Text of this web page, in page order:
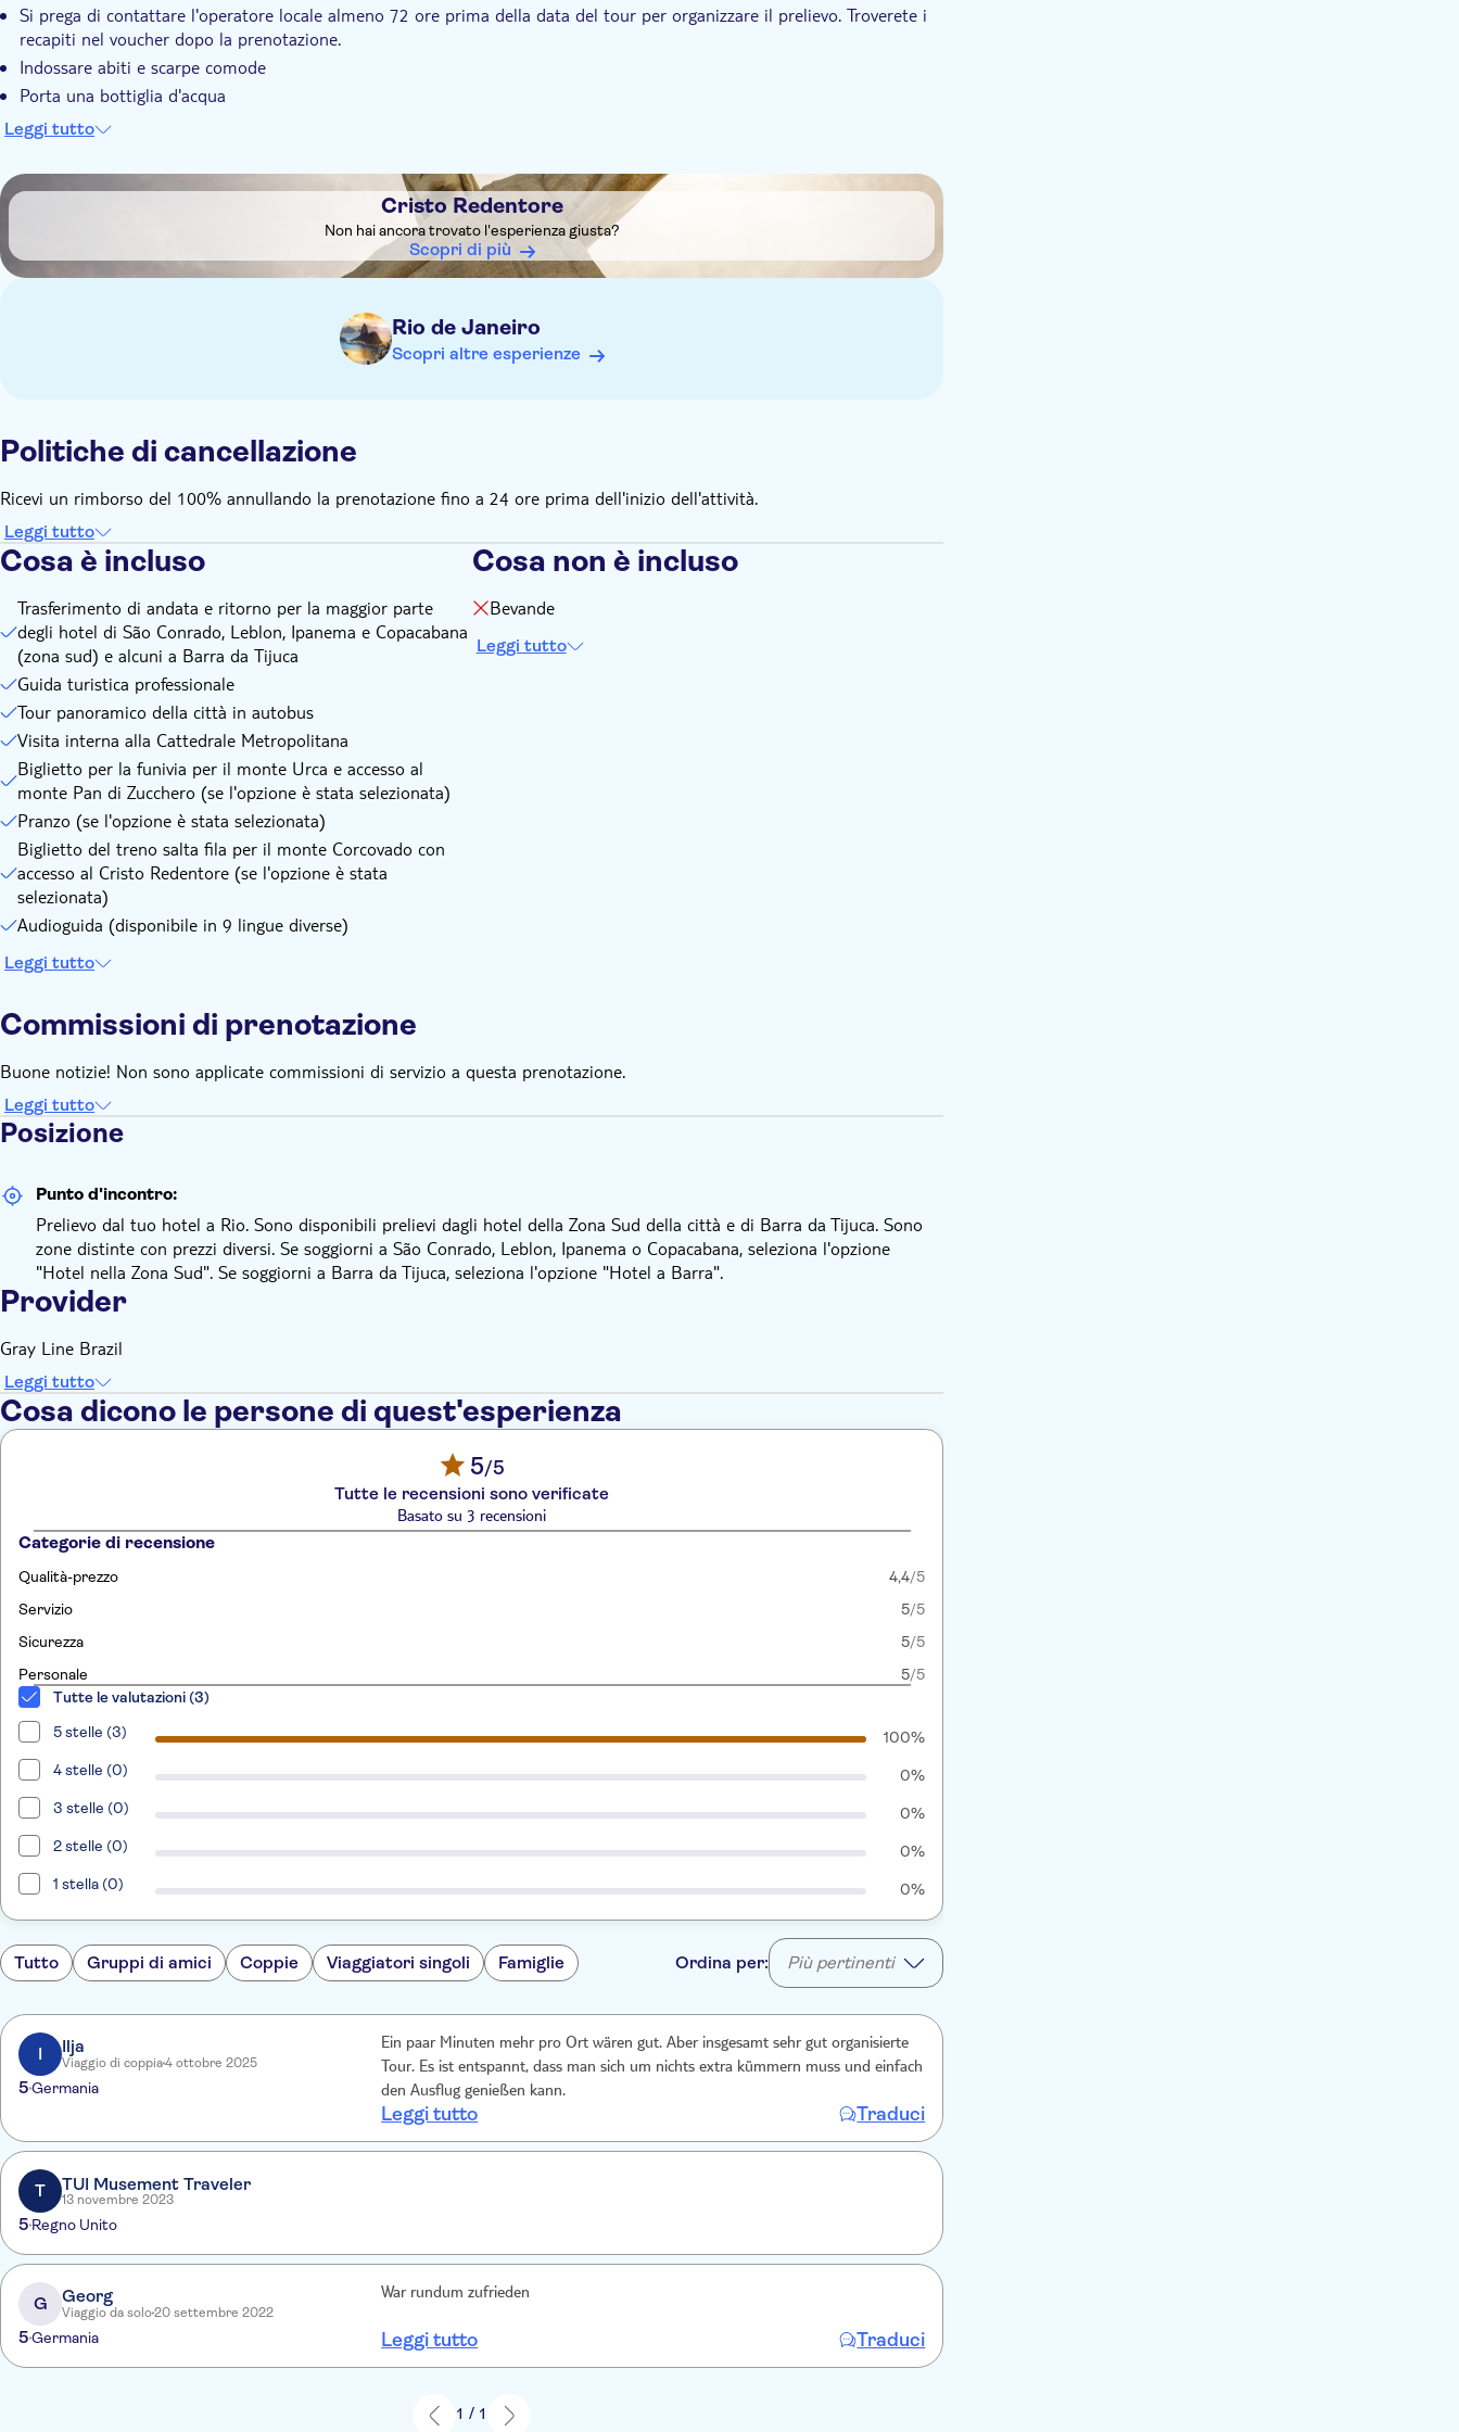
Si prega di contattare l'operatore locale almeno 72 ore prima della data del tour per organizzare il prelievo. Troverete i
recapiti nel voucher dopo la prenotazione.
Indossare abiti e scarpe comode
Porta una bottiglia d'acqua
Porta con te la crema solare, gli occhiali da sole e un cappello se fa caldo
offrirà una varietà di suggerimenti per escursioni nelle vicinanze.
Leggi tutto
Cristo Redentore
Non hai ancora trovato l'esperienza giusta?
Scopri di più
Rio de Janeiro
Scopri altre esperienze
Politiche di cancellazione
Ricevi un rimborso del 100% annullando la prenotazione fino a 24 ore prima dell'inizio dell'attività.
Leggi tutto
Cosa è incluso
Trasferimento di andata e ritorno per la maggior parte
degli hotel di São Conrado, Leblon, Ipanema e Copacabana
(zona sud) e alcuni a Barra da Tijuca
Guida turistica professionale
Tour panoramico della città in autobus
Visita interna alla Cattedrale Metropolitana
Biglietto per la funivia per il monte Urca e accesso al
monte Pan di Zucchero (se l'opzione è stata selezionata)
Pranzo (se l'opzione è stata selezionata)
Biglietto del treno salta fila per il monte Corcovado con
accesso al Cristo Redentore (se l'opzione è stata
selezionata)
Audioguida (disponibile in 9 lingue diverse)
Leggi tutto
Cosa non è incluso
Bevande
Leggi tutto
Commissioni di prenotazione
Buone notizie! Non sono applicate commissioni di servizio a questa prenotazione.
Leggi tutto
Posizione
Punto d'incontro:
Prelievo dal tuo hotel a Rio. Sono disponibili prelievi dagli hotel della Zona Sud della città e di Barra da Tijuca. Sono
zone distinte con prezzi diversi. Se soggiorni a São Conrado, Leblon, Ipanema o Copacabana, seleziona l'opzione
"Hotel nella Zona Sud". Se soggiorni a Barra da Tijuca, seleziona l'opzione "Hotel a Barra".
Provider
Gray Line Brazil
Leggi tutto
Cosa dicono le persone di quest'esperienza
5/5
Tutte le recensioni sono verificate
Basato su 3 recensioni
Categorie di recensione
Qualità-prezzo 4,4/5
Servizio
5/5
Sicurezza
5/5
Personale
5/5
Tutte le valutazioni (3)
5 stelle (3)
100%
4 stelle (0)
0%
3 stelle (0)
0%
2 stelle (0)
0%
1 stella (0)
0%
Tutto Gruppi di amici Coppie Viaggiatori singoli Famiglie Ordina per: Più pertinenti
I Ilja
Viaggio di coppia4 ottobre 2025
5Germania
Ein paar Minuten mehr pro Ort wären gut. Aber insgesamt sehr gut organisierte
Tour. Es ist entspannt, dass man sich um nichts extra kümmern muss und einfach
den Ausflug genießen kann.
Leggi tutto Traduci
T TUI Musement Traveler
13 novembre 2023
5 Regno Unito
G Georg
Viaggio da solo20 settembre 2022
5Germania
War rundum zufrieden
Leggi tutto Traduci
1 / 1